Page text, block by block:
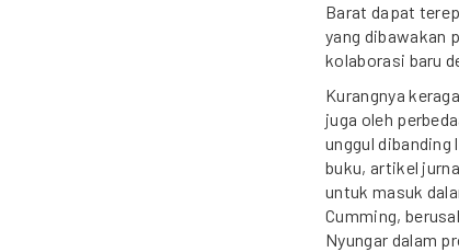
Barat dapat
yang dibawakan
kolaborasi baru
Kurangnya
juga oleh
unggul
buku, artikel
untuk masuk
Cumming,
Nyungar dalam